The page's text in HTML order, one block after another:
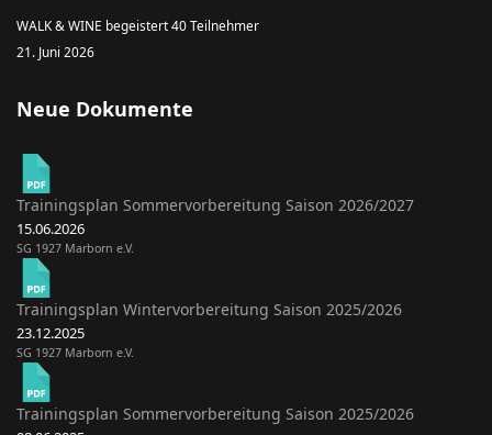
WALK & WINE begeistert 40 Teilnehmer
21. Juni 2026
Neue Dokumente
Trainingsplan Sommervorbereitung Saison 2026/2027
15.06.2026
SG 1927 Marborn e.V.
Trainingsplan Wintervorbereitung Saison 2025/2026
23.12.2025
SG 1927 Marborn e.V.
Trainingsplan Sommervorbereitung Saison 2025/2026